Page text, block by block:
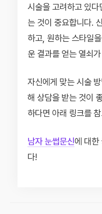
시술을 고려하고 있
는 것이 중요합니다.
하고, 원하는 스타일
운 결과를 얻는 열쇠
자신에게 맞는 시술
해 상담을 받는 것이
하다면 아래 링크를
남자 눈썹문신에 대한
다!